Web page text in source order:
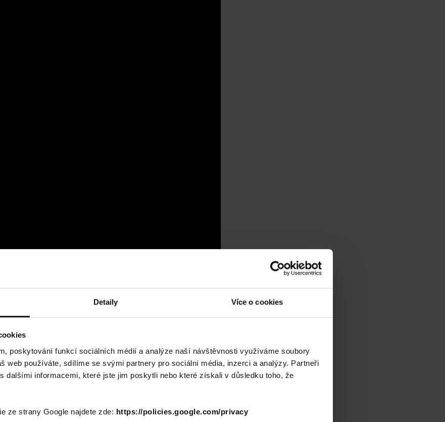
Detaily Více o cookies
poskytování funkcí sociálních médií a analýze naší návštěvnosti využíváme soubory
web používáte, sdílíme se svými partnery pro sociální média, inzerci a analýzy. Partneři
dalšími informacemi, které jste jim poskytli nebo které získali v důsledku toho, že
ze strany Google najdete zde: https://policies.google.com/privacy